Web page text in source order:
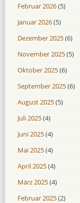
Februar 2026(5)
Januar 2026(5)
Dezember 2025(6)
November 2025(5)
Oktober 2025(6)
September 2025(6)
August 2025(5)
Juli 2025(4)
Juni 2025(4)
Mai 2025(4)
April 2025(4)
März 2025(4)
Februar 2025(2)